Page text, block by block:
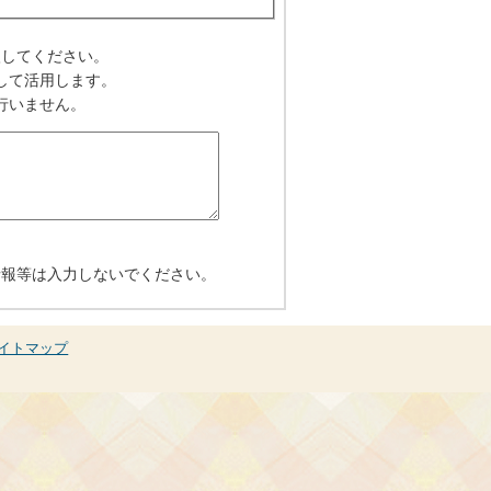
てください。
活用します。
ません。
等は入力しないでください。
トマップ